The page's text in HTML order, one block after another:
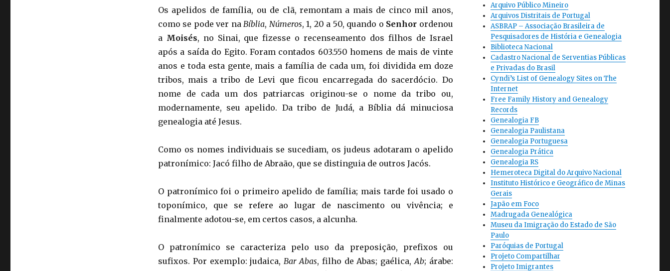
Os apelidos de família, ou de clã, remontam a mais de cinco mil anos,
como se pode ver naBíblia, Números, 1, 20 a 50, quando o Senhor ordenou
a Moisés, no Sinai, que fizesse o recenseamento dos filhos de Israel
após a saída do Egito. Foram contados 603.550 homens de mais de vinte
anos e toda esta gente, mais a família de cada um, foi dividida em doze
tribos, mais a tribo de Levi que ficou encarregada do sacerdócio. Do
nome de cada um dos patriarcas originou-se o nome da tribo ou,
modernamente, seu apelido. Da tribo de Judá, a Bíblia dá minuciosa
genealogia até Jesus.
Como os nomes individuais se sucediam, os judeus adotaram o apelido
patronímico: Jacó filho de Abraão, que se distinguia de outros Jacós.
O patronímico foi o primeiro apelido de família; mais tarde foi usado o
toponímico, que se refere ao lugar de nascimento ou vivência; e
finalmente adotou-se, em certos casos, a alcunha.
O patronímico se caracteriza pelo uso da preposição, prefixos ou
sufixos. Por exemplo: judaica,Bar Abas, filho de Abas; gaélica,Ab; árabe:
Arquivo Público Mineiro
Arquivos Distritais de Portugal
ASBRAP – Associação Brasileira de
Pesquisadores de História e Genealogia
Biblioteca Nacional
Cadastro Nacional de Serventias Públicas
e Privadas do Brasil
Cyndi’s List of Genealogy Sites on The
Internet
Free Family History and Genealogy
Records
Genealogia FB
Genealogia Paulistana
Genealogia Portuguesa
Genealogia Prática
Genealogia RS
Hemeroteca Digital do Arquivo Nacional
Instituto Histórico e Geográfico de Minas
Gerais
Japão em Foco
Madrugada Genealógica
Museu da Imigração do Estado de São
Paulo
Paróquias de Portugal
Projeto Compartilhar
Projeto Imigrantes